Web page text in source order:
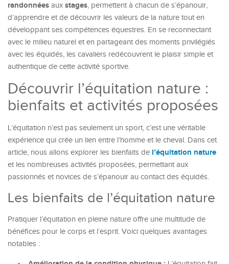
randonnées aux stages, permettent à chacun de s’épanouir,
d’apprendre et de découvrir les valeurs de la nature tout en
développant ses compétences équestres. En se reconnectant
avec le milieu naturel et en partageant des moments privilégiés
avec les équidés, les cavaliers redécouvrent le plaisir simple et
authentique de cette activité sportive.
Découvrir l’équitation nature :
bienfaits et activités proposées
L’équitation n’est pas seulement un sport, c’est une véritable
expérience qui crée un lien entre l’homme et le cheval. Dans cet
article, nous allons explorer les bienfaits de l’équitation nature
et les nombreuses activités proposées, permettant aux
passionnés et novices de s’épanouir au contact des équidés.
Les bienfaits de l’équitation nature
Pratiquer l’équitation en pleine nature offre une multitude de
bénéfices pour le corps et l’esprit. Voici quelques avantages
notables :